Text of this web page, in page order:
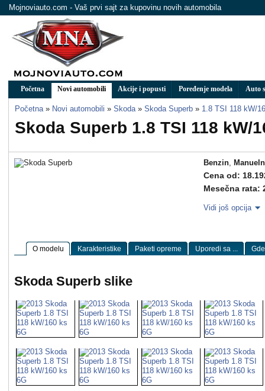
Mojnoviauto.com - Vaš prvi sajt za kupovinu novih automobila
Početna Novi automobili Akcije i popusti Poređenje modela Auto
Početna » Novi automobili » Skoda » Skoda Superb » 1.8 TSI 118 kW/
Skoda Superb 1.8 TSI 118 kW/
Benzin,
Cena od:
Mesečna rata:
Vidi još opcija
O modelu Karakteristike Paketi opreme Uporedi sa ...
Skoda Superb slike